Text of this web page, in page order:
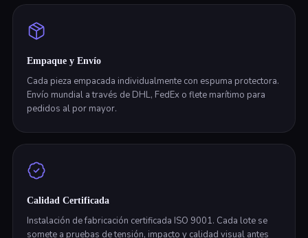
Empaque y Envío
Cada pieza empacada individualmente con espuma protectora.
Envío mundial a través de DHL, FedEx o flete marítimo para
pedidos al por mayor.
Calidad Certificada
Instalación de fabricación certificada ISO 9001. Cada lote se
somete a pruebas de tensión, impacto y calidad visual antes